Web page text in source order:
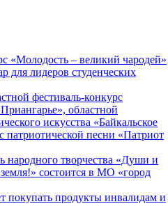
«Молодость – великий чародей»
для лидеров студенческих
фестиваль-конкурс
областной
искусства «Байкальское
патриотической песни «Патриот
народного творчества «Души и
состоится в МО «город
покупать продукты инвалидам и